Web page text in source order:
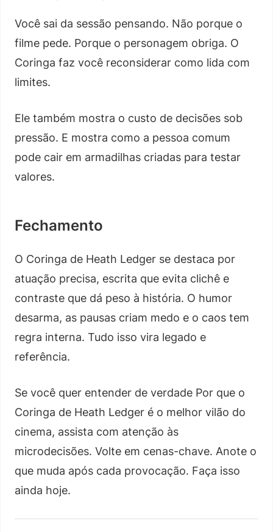
Você sai da sessão pensando. Não porque o
filme pede. Porque o personagem obriga. O
Coringa faz você reconsiderar como lida com
limites.
Ele também mostra o custo de decisões sob
pressão. E mostra como a pessoa comum
pode cair em armadilhas criadas para testar
valores.
Fechamento
O Coringa de Heath Ledger se destaca por
atuação precisa, escrita que evita clichê e
contraste que dá peso à história. O humor
desarma, as pausas criam medo e o caos tem
regra interna. Tudo isso vira legado e
referência.
Se você quer entender de verdade Por que o
Coringa de Heath Ledger é o melhor vilão do
cinema, assista com atenção às
microdecisões. Volte em cenas-chave. Anote o
que muda após cada provocação. Faça isso
ainda hoje.